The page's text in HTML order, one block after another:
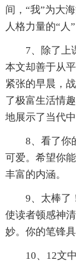
间，“我”为大
人格力量的“人
7、除了上
本文却善于从
紧张的早晨，
了极富生活情
地展示了当代
8、看了你
可爱。希望你
丰富的内涵。
9、太棒了
使读者顿感神
妙。你的笔锋
10、12文